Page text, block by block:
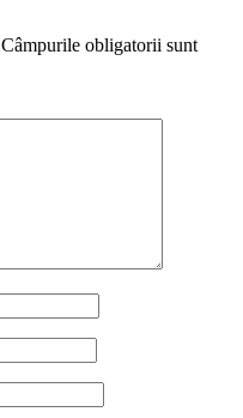
Câmpurile obligatorii sunt